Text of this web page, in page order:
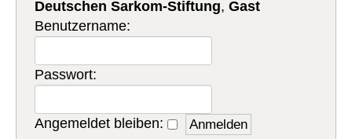
Deutschen Sarkom-Stiftung,Gast
Benutzername:
Passwort:
Angemeldet bleiben: